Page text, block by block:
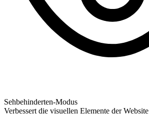
Sehbehinderten-Modus
Verbessert die visuellen Elemente der Website